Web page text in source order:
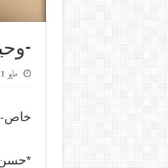
-
مايو 21, 2017
خاص-